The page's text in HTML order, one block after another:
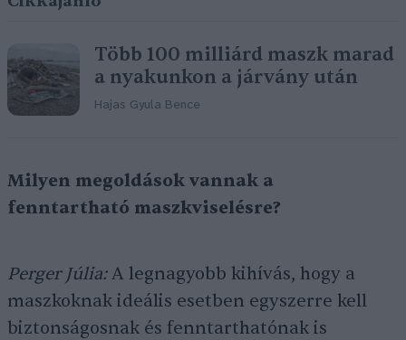
Több 100 milliárd maszk marad
a nyakunkon a járvány után
Hajas Gyula Bence
Milyen megoldások vannak a
fenntartható maszkviselésre?
Perger Júlia:A legnagyobb kihívás, hogy a
maszkoknak ideális esetben egyszerre kell
biztonságosnak és fenntarthatónak is